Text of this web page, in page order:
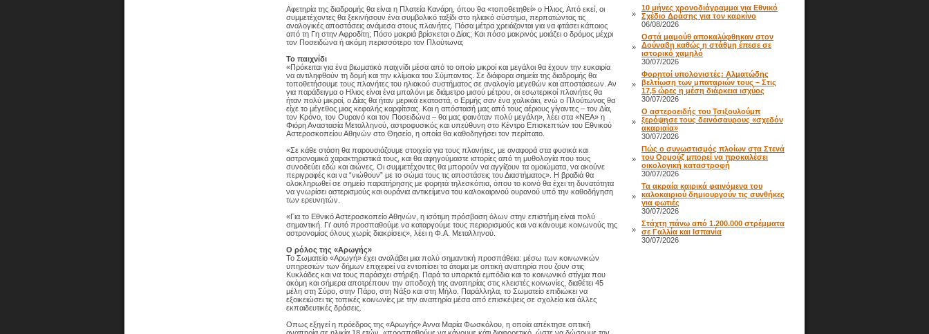
Αφετηρία της διαδρομής θα είναι η Πλατεία Κανάρη, όπου θα «τοποθετηθεί» ο Ηλιος. Από εκεί, οι
συμμετέχοντες θα ξεκινήσουν ένα συμβολικό ταξίδι στο ηλιακό σύστημα, περπατώντας τις
αναλογικές αποστάσεις ανάμεσα στους πλανήτες. Πόσα μέτρα χρειάζονται για να φτάσει κάποιος
από τη Γη στην Αφροδίτη; Πόσο μακριά βρίσκεται ο Δίας; Και πόσο μακρινός μοιάζει ο δρόμος μέχρι
τον Ποσειδώνα ή ακόμη περισσότερο τον Πλούτωνα;
Το παιχνίδι
«Πρόκειται για ένα βιωματικό παιχνίδι μέσα από το οποίο μικροί και μεγάλοι θα έχουν την ευκαιρία
να αντιληφθούν τη δομή και την κλίμακα του Σύμπαντος. Σε διάφορα σημεία της διαδρομής θα
τοποθετήσουμε τους πλανήτες του ηλιακού συστήματος σε αναλογία μεγεθών και αποστάσεων. Αν
για παράδειγμα ο Ηλιος είναι ένα μπαλόνι με διάμετρο μισού μέτρου, οι εσωτερικοί πλανήτες θα
ήταν πολύ μικροί, ο Δίας θα ήταν μερικά εκατοστά, ο Ερμής σαν ένα χαλικάκι, ενώ ο Πλούτωνας θα
είχε το μέγεθος μιας κεφαλής καρφίτσας. Και η απόστασή μας από τους αέριους γίγαντες – τον Δία,
τον Κρόνο, τον Ουρανό και τον Ποσειδώνα – θα μας φαινόταν πολύ μεγάλη», λέει στα «ΝΕΑ» η
Φιόρη Αναστασία Μεταλληνού, αστροφυσικός και υπεύθυνη στο Κέντρο Επισκεπτών του Εθνικού
Αστεροσκοπείου Αθηνών στο Θησείο, η οποία θα καθοδηγήσει τον περίπατο.
«Σε κάθε στάση θα παρουσιάζουμε στοιχεία για τους πλανήτες, με αναφορά στα φυσικά και
αστρονομικά χαρακτηριστικά τους, και θα αφηγούμαστε ιστορίες από τη μυθολογία που τους
συνοδεύει εδώ και αιώνες. Οι συμμετέχοντες θα μπορούν να αγγίζουν τα ομοιώματα, να ακούνε
περιγραφές και να “νιώθουν” με το σώμα τους τις αποστάσεις του Διαστήματος». Η βραδιά θα
ολοκληρωθεί σε σημείο παρατήρησης με φορητά τηλεσκόπια, όπου το κοινό θα έχει τη δυνατότητα
να γνωρίσει αστερισμούς και ουράνια αντικείμενα του καλοκαιρινού ουρανού υπό την καθοδήγηση
των ερευνητών.
«Για το Εθνικό Αστεροσκοπείο Αθηνών, η ισότιμη πρόσβαση όλων στην επιστήμη είναι πολύ
σημαντική. Γι’ αυτό προσπαθούμε να καταργούμε τους περιορισμούς και να κάνουμε κοινωνούς της
αστρονομίας όλους χωρίς διακρίσεις», λέει η Φ.Α. Μεταλληνού.
Ο ρόλος της «Αρωγής»
Το Σωματείο «Αρωγή» έχει αναλάβει μια πολύ σημαντική προσπάθεια: μέσω των κοινωνικών
υπηρεσιών των δήμων επιχειρεί να εντοπίσει τα άτομα με οπτική αναπηρία που ζουν στις
Κυκλάδες και να τους παράσχει στήριξη. Παρά τα υπαρκτά εμπόδια και το κοινωνικό στίγμα που
ακόμη και σήμερα αποτρέπουν την αποδοχή της αναπηρίας στις κλειστές κοινωνίες, διαθέτει 45
μέλη στη Σύρο, στην Πάρο, στη Νάξο και στη Μήλο. Παράλληλα, το Σωματείο επιδιώκει να
εξοικειώσει τις τοπικές κοινωνίες με την αναπηρία μέσα από επισκέψεις σε σχολεία και άλλες
εκπαιδευτικές δράσεις.
Οπως εξηγεί η πρόεδρος της «Αρωγής» Αννα Μαρία Φωσκόλου, η οποία απέκτησε οπτική
»
10 μήνες χρονοδιάγραμμα για Εθνικό
Σχέδιο Δράσης για τον καρκίνο
06/08/2026
»
Οστά μαμούθ αποκαλύφθηκαν στον
Δούναβη καθώς η στάθμη έπεσε σε
ιστορικό χαμηλό
30/07/2026
»
Φορητοί υπολογιστές: Αλματώδης
βελτίωση των μπαταριών τους – Στις
17,5 ώρες η μέση διάρκεια ισχύος
30/07/2026
»
Ο αστεροειδής του Τσιξουλούμπ
ξερόψησε τους δεινόσαυρους «σχεδόν
ακαριαία»
30/07/2026
»
Πώς ο συνωστισμός πλοίων στα Στενά
του Ορμούζ μπορεί να προκαλέσει
οικολογική καταστροφή
30/07/2026
»
Τα ακραία καιρικά φαινόμενα του
καλοκαιριού δημιουργούν τις συνθήκες
για φωτιές
30/07/2026
»
Στάχτη πάνω από 1.200.000 στρέμματα
σε Γαλλία και Ισπανία
30/07/2026